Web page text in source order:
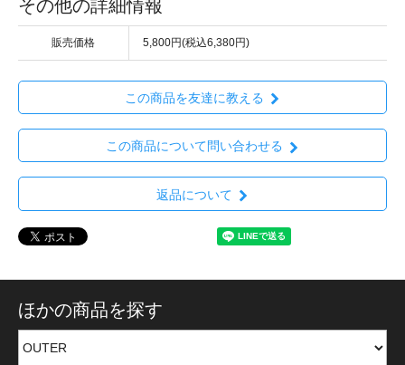
その他の詳細情報
販売価格 5,800円(税込6,380円)
この商品を友達に教える
この商品について問い合わせる
返品について
ほかの商品を探す